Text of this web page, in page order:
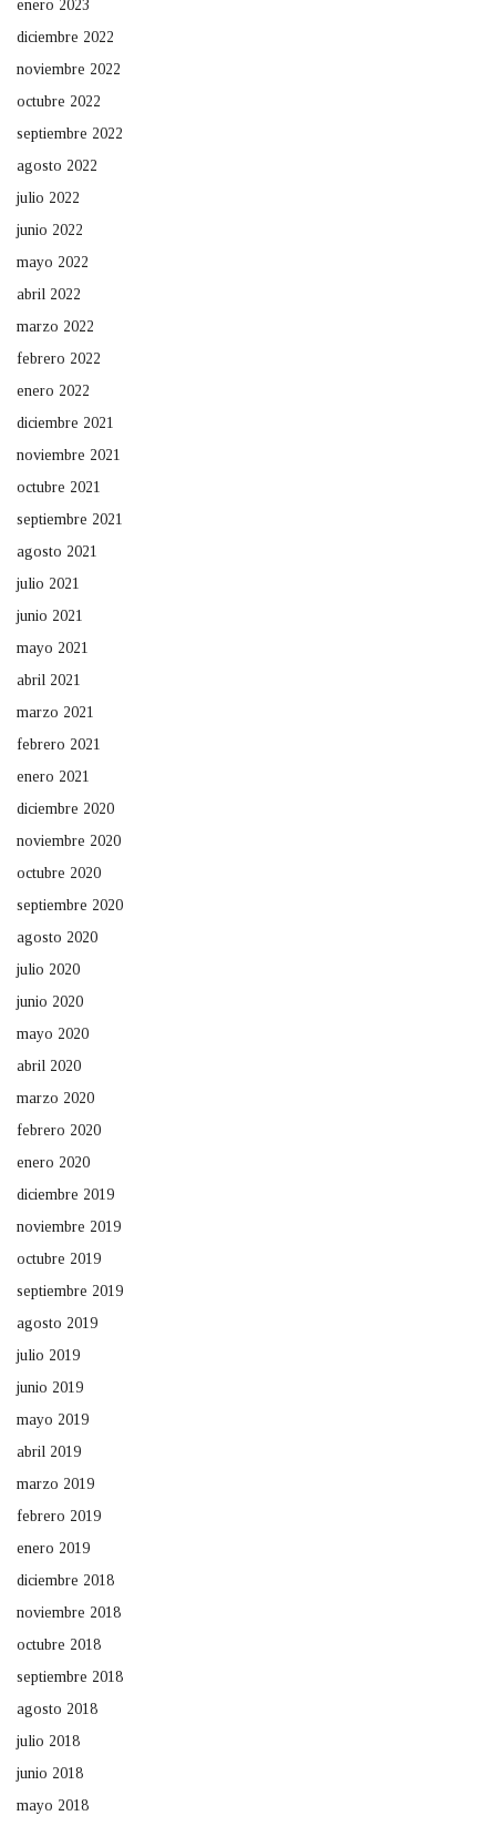
enero 2023
diciembre 2022
noviembre 2022
octubre 2022
septiembre 2022
agosto 2022
julio 2022
junio 2022
mayo 2022
abril 2022
marzo 2022
febrero 2022
enero 2022
diciembre 2021
noviembre 2021
octubre 2021
septiembre 2021
agosto 2021
julio 2021
junio 2021
mayo 2021
abril 2021
marzo 2021
febrero 2021
enero 2021
diciembre 2020
noviembre 2020
octubre 2020
septiembre 2020
agosto 2020
julio 2020
junio 2020
mayo 2020
abril 2020
marzo 2020
febrero 2020
enero 2020
diciembre 2019
noviembre 2019
octubre 2019
septiembre 2019
agosto 2019
julio 2019
junio 2019
mayo 2019
abril 2019
marzo 2019
febrero 2019
enero 2019
diciembre 2018
noviembre 2018
octubre 2018
septiembre 2018
agosto 2018
julio 2018
junio 2018
mayo 2018